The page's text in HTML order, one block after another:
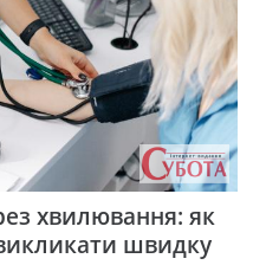
хвилювання: як
швидку